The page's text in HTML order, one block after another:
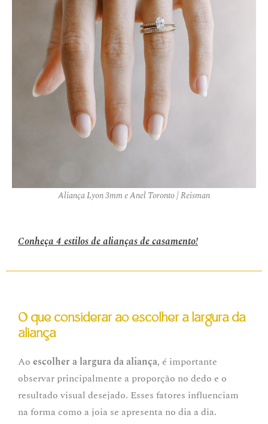
Aliança Lyon 3mm e Anel Toronto | Reisman
Conheça 4 estilos de alianças de casamento!
O que considerar ao escolher a largura da
aliança
Ao escolher a largura da aliança, é importante
observar principalmente a proporção no dedo e o
resultado visual desejado. Esses fatores influenciam
na forma como a joia se apresenta no dia a dia.